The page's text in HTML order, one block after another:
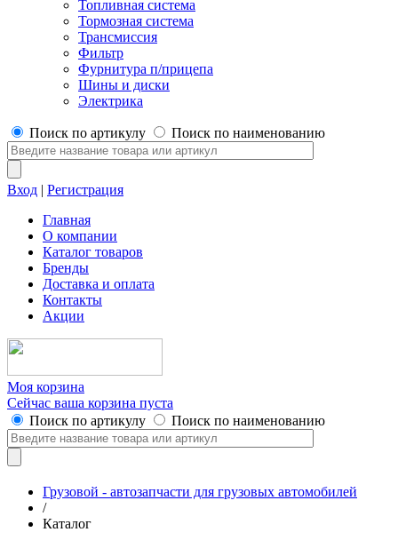
Топливная система
Тормозная система
Трансмиссия
Фильтр
Фурнитура п/прицепа
Шины и диски
Электрика
Поиск по артикулу Поиск по наименованию
Вход | Регистрация
Главная
О компании
Каталог товаров
Бренды
Доставка и оплата
Контакты
Акции
Моя корзина
Сейчас ваша корзина пуста
Поиск по артикулу
Поиск по наименованию
Грузовой - автозапчасти для грузовых автомобилей
/
Каталог